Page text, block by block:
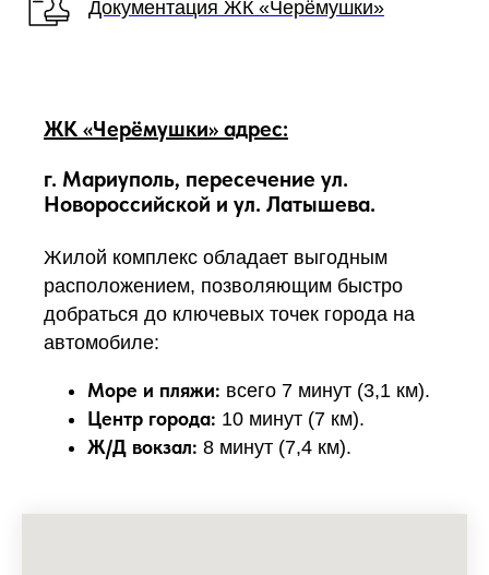
Документация ЖК «Черёмушки»
ЖК «Черёмушки» адрес:
г. Мариуполь, пересечение ул.
Новороссийской и ул. Латышева.
Жилой комплекс обладает выгодным
расположением, позволяющим быстро
добраться до ключевых точек города на
автомобиле:
Море и пляжи: всего 7 минут (3,1 км).
Центр города: 10 минут (7 км).
Ж/Д вокзал: 8 минут (7,4 км).